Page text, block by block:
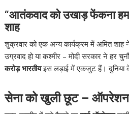
“आतंकवाद को उखाड़ फेंकना
शाह
शुक्रवार को एक अन्य कार्यक्रम में अमित शाह ने
उग्रवाद हो या कश्मीर – मोदी सरकार ने हर
करोड़ भारतीयइस लड़ाई में एकजुट हैं। दुनिया
सेना को खुली छूट –